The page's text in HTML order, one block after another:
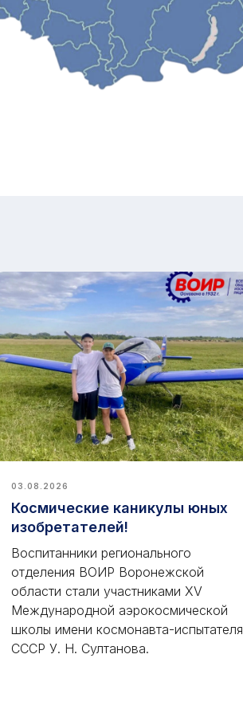
03.08.2026
Космические каникулы юных
изобретателей!
Воспитанники регионального
отделения ВОИР Воронежской
области стали участниками XV
Международной аэрокосмической
школы имени космонавта-испытателя
СССР У. Н. Султанова.